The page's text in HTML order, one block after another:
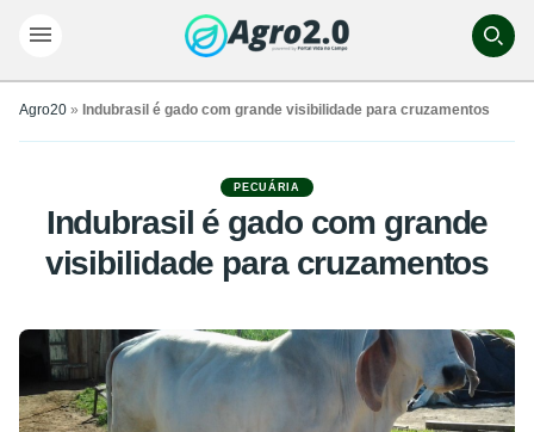
Agro20 » Indubrasil é gado com grande visibilidade para cruzamentos
PECUÁRIA
Indubrasil é gado com grande
visibilidade para cruzamentos